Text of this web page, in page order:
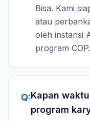
Bisa. Kami
atau
oleh instansi
program COP.
Q:Kapan
program